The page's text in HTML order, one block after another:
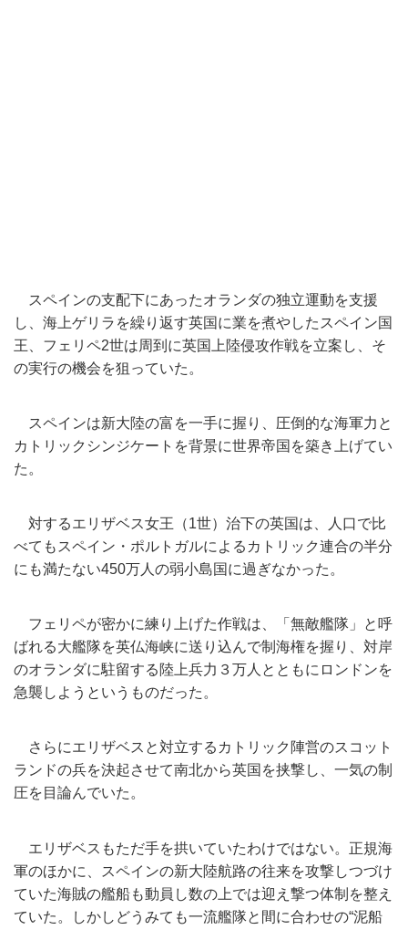
スペインの支配下にあったオランダの独立運動を支援
し、 海上ゲリラを繰り返す英国に業を煮やしたスペイン国
王、フェリペ2世は周到に英国上陸侵攻作戦を立案し、 そ
の実行の機会を狙っていた。
スペインは新大陸の富を一手に握り、 圧倒的な海軍力と
カトリックシンジケートを背景に世界帝国を築き
上げてい
た。
対するエリザベス女王（1世）治下の英国は、
人口で比
べてもスペイン・ ポルトガルによるカトリック連合の半分
にも満たない450万人の弱小島国に過ぎなかった。
フェリペが密かに練り上げた作戦は、「無敵艦隊」
と呼
ばれる大艦隊を英仏海峡に送り込んで制海権を握り、 対岸
のオランダに駐留する陸上兵力３万人とともにロンドンを
急襲しよう というものだった。
さらにエリザベスと対立するカトリック陣営のスコット
ランドの兵を決起させて南北から英国を挟撃し、一気の制
圧を目論んでいた。
エリザベスもただ手を拱いていたわけではない。 正規海
軍のほかに、
スペインの新大陸航路の往来を攻撃しつづけ
ていた海賊の艦船も動 員し数の上では迎え撃つ体制を整え
ていた。
しかしどうみても一流艦隊と間に合わせの“泥船